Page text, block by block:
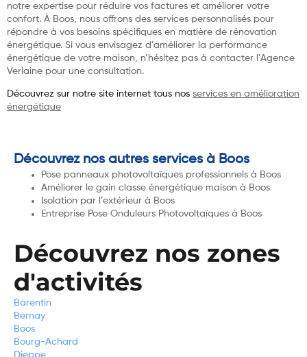
notre expertise pour réduire vos factures et améliorer votre
confort. À Boos, nous offrons des services personnalisés pour
répondre à vos besoins spécifiques en matière de rénovation
énergétique. Si vous envisagez d’améliorer la performance
énergétique de votre maison, n’hésitez pas à contacter l’Agence
Verlaine pour une consultation.
Découvrez sur notre site internet tous nos services en amélioration
énergétique
Découvrez nos autres services à Boos
Pose panneaux photovoltaïques professionnels à Boos
Améliorer le gain classe énergétique maison à Boos
Isolation par l’extérieur à Boos
Entreprise Pose Onduleurs Photovoltaïques à Boos
Découvrez nos zones
d'activités
Barentin
Bernay
Boos
Bourg-Achard